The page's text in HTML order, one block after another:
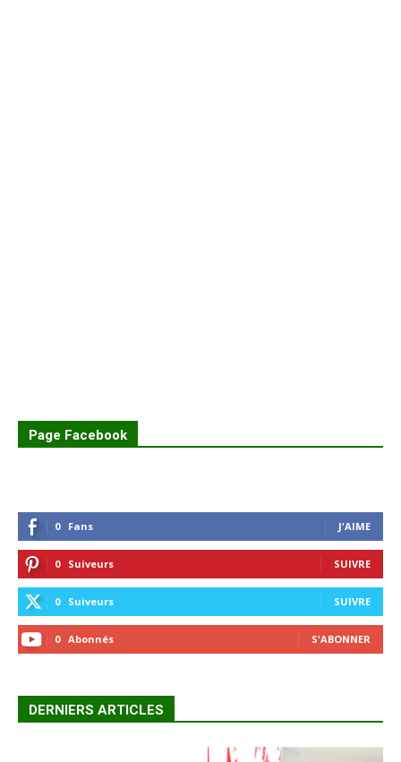
Page Facebook
0 Fans J'AIME
0 Suiveurs SUIVRE
0 Suiveurs SUIVRE
0 Abonnés S'ABONNER
DERNIERS ARTICLES